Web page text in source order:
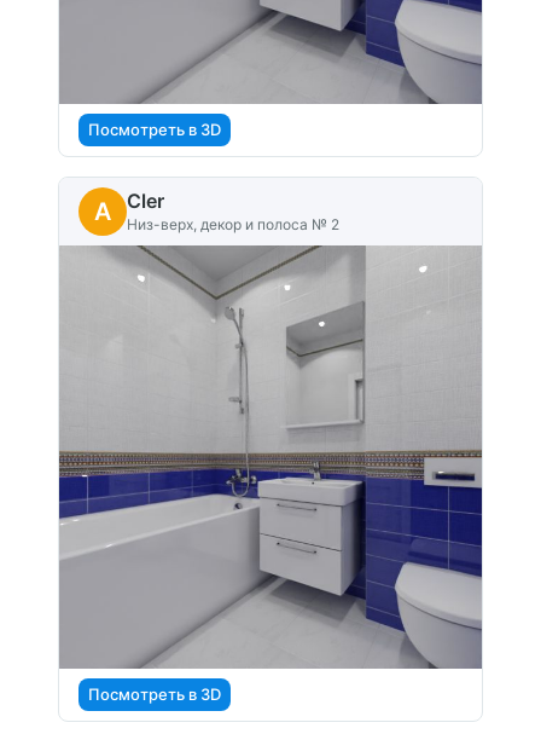
Посмотреть в 3D
A Cler
Низ-верх, декор и полоса № 2
Посмотреть в 3D